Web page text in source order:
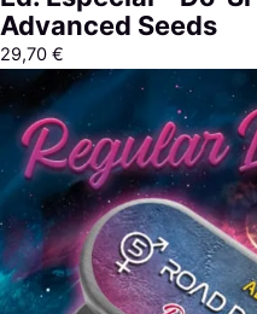
Advanced Seeds
29,70 €